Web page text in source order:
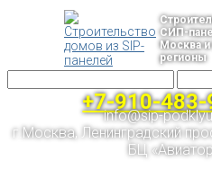
СИП-
Москва
регионы
+7-910-
info@sip-
г.Москва, Ленинградский
БЦ